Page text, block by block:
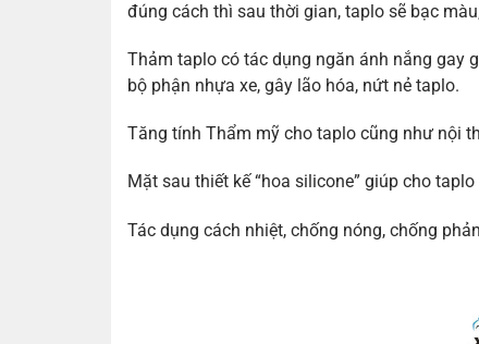
đúng cách thì sau thời gian, taplo sẽ bạc
Thảm taplo có tác dụng ngăn ánh nắng gay
bộ phận nhựa xe, gây lão hóa, nứt nẻ taplo.
Tăng tính Thẩm mỹ cho taplo cũng như nội
Mặt sau thiết kế “hoa silicone” giúp cho
Tác dụng cách nhiệt, chống nóng, chống